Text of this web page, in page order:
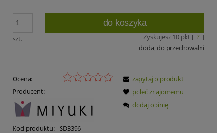
szt.
do koszyka
Zyskujesz 10pkt [ ? ]
dodaj do przechowalni
Ocena:
Producent:
Kod produktu: SD3396
zapytaj o produkt
poleć znajomemu
dodaj opinię